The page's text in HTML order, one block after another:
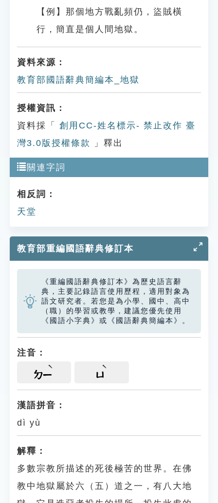
【例】那個地方戰亂頻仍，盜賊橫
行，簡直是個人間地獄。
資料來源：
教育部國語辭典簡編本_地獄
授權資訊：
資料採「
創用CC-姓名標示- 禁止改作 臺
灣3.0版授權條款
」釋出
關連字詞
相反詞：
天堂
教育部重編國語辭典修訂本
《重編國語辭典修訂本》為歷史語言辭
典，主要記錄語言使用歷程，適用對象為
語文研究者。若您是為小學、國中、高中
（職）的學習或教學，建議您優先使用
《國語小字典》或《國語辭典簡編本》。
注音：
ㄉㄧ ㄩ
漢語拼音：
dì yù
解釋：
多數宗教所描述的死後極苦的世界。在佛
教中地獄屬於六（五）道之一，有八大地